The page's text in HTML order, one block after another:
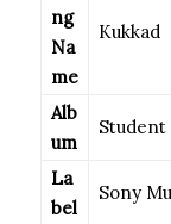
ng
Na
me
Kukkad
Alb
um
Student
La
bel
Sony